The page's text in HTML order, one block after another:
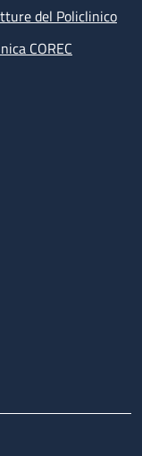
del Policlinico
COREC